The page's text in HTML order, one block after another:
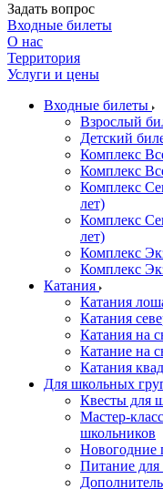
Задать вопрос
Входные билеты
О нас
Территория
Услуги и цены
Входные билеты
Взрослый
Детский
Комплекс
Комплекс
Комплекс
лет)
Комплекс
лет)
Комплекс
Комплекс
Катания
Катания
Катания
Катания на
Катание на
Катания
Для школьных
Квесты для
Мастер-
школьников
Новогодние
Питание для